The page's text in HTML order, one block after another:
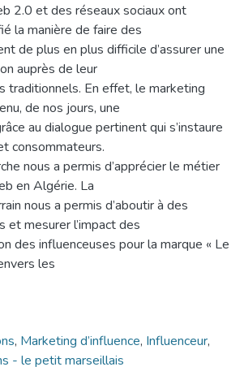
2.0 et des réseaux sociaux ont
la manière de faire des
de plus en plus difficile d’assurer une
auprès de leur
traditionnels. En effet, le marketing
de nos jours, une
au dialogue pertinent qui s’instaure
consommateurs.
nous a permis d’apprécier le métier
en Algérie. La
nous a permis d’aboutir à des
et mesurer l’impact des
des influenceuses pour la marque « Le
les
, Marketing d’influence, Influenceur,
- le petit marseillais